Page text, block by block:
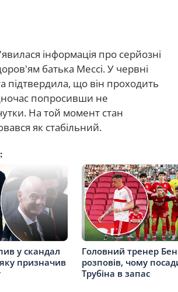
інформація про серйозні
батька Мессі. У червні
підтвердила, що він проходить
попросивши не
На той момент стан
як стабільний.
у скандал
призначив
Головний тренер
розповів, чому
Трубіна в запас